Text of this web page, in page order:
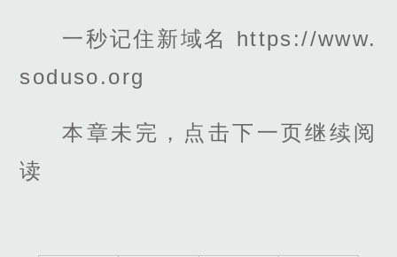
一秒记住新域名 https://www.
soduso.org
本章未完，点击下一页继续阅
读